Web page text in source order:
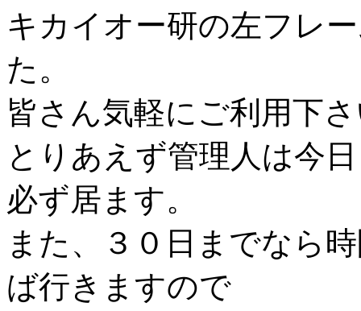
キカイオー研の左フレ
た。
皆さん気軽にご利用下
とりあえず管理人は今
必ず居ます。
また、３０日までなら
ば行きますので